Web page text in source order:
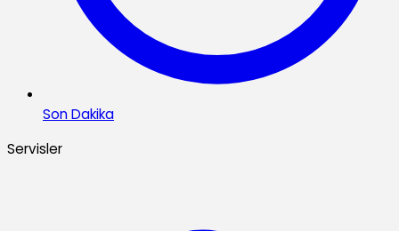
Son Dakika
Servisler